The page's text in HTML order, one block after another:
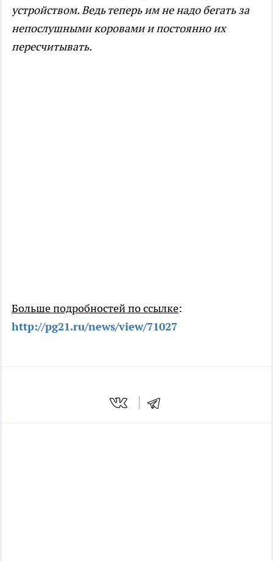
устройством. Ведь теперь им не надо бегать за
непослушными коровами и постоянно их
пересчитывать.
Больше подробностей по ссылке:
http://pg21.ru/news/view/71027